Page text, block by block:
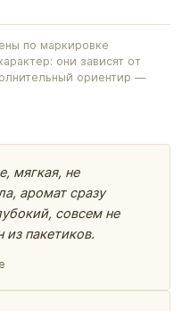
по маркировке
они зависят от
ориентир —
мягкая, не
аромат сразу
совсем не
пакетиков.